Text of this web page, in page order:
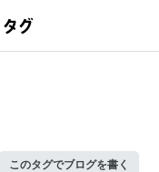
このタグでブログを書く